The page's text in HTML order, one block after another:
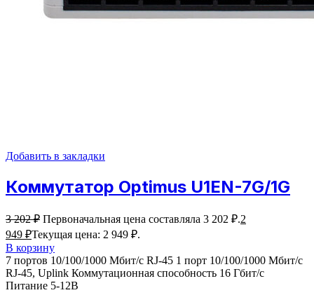
Добавить в закладки
Коммутатор Optimus U1EN-7G/1G
3 202₽ Первоначальная цена составляла 3 202 ₽.2
949 ₽Текущая цена: 2 949 ₽.
В корзину
7 портов 10/100/1000 Мбит/с RJ-45 1 порт 10/100/1000 Мбит/с
RJ-45, Uplink Коммутационная способность 16 Гбит/с
Питание 5-12В